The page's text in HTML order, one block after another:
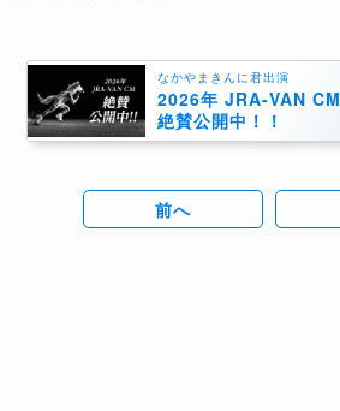
なかやまきんに君出演
2026年 JRA-VAN CM
絶賛公開中！！
前へ